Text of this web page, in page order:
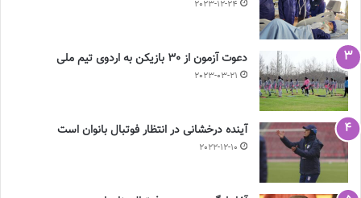
2023-12-24
دعوت آزمون از 30 بازیکن به اردوی تیم ملی
2023-03-21
آینده درخشانی در انتظار فوتبال بانوان است
2022-12-10